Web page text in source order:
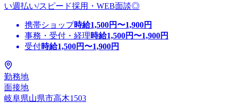
い週払い/スピード採用・WEB面談◎
携帯ショップ時給1,500円〜1,900円
事務・受付・経理時給1,500円〜1,900円
受付時給1,500円〜1,900円
勤務地
面接地
岐阜県山県市高木1503